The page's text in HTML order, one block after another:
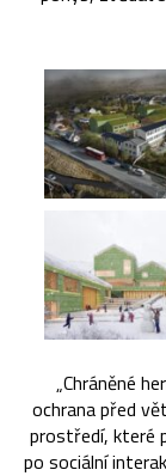
„Chráněné
ochrana před
prostředí, které
po sociální